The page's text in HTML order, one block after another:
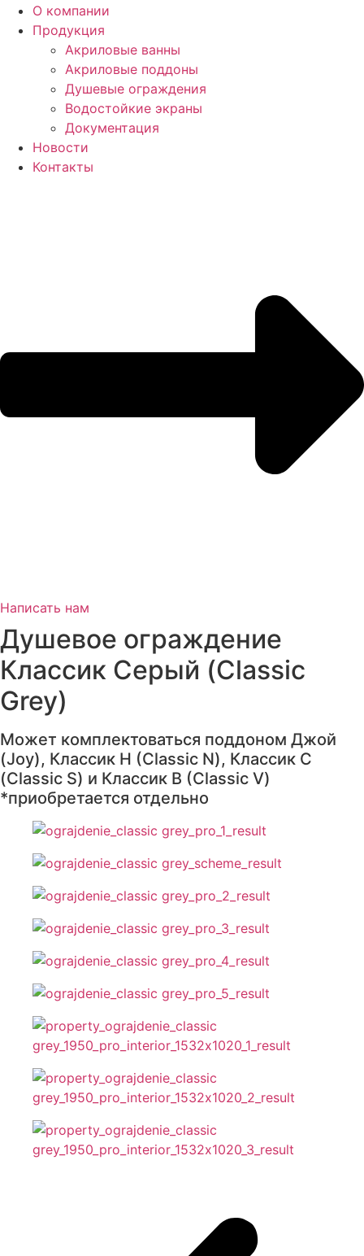
О компании
Продукция
Акриловые ванны
Акриловые поддоны
Душевые ограждения
Водостойкие экраны
Документация
Новости
Контакты
Написать нам
Душевое ограждение
Классик Серый (Classic
Grey)
Может комплектоваться поддоном Джой
(Joy), Классик Н (Classic N), Классик С
(Classic S) и Классик В (Classic V)
*приобретается отдельно